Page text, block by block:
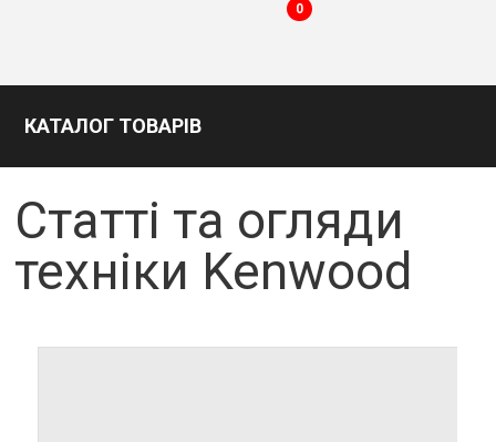
0
КАТАЛОГ ТОВАРІВ
Статті та огляди
техніки Kenwood